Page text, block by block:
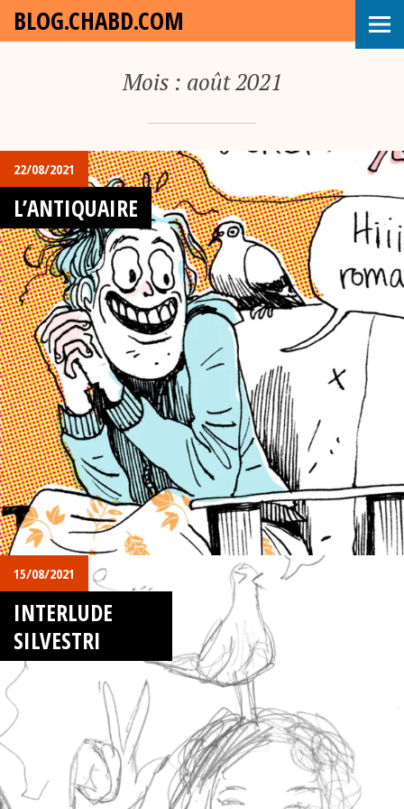
BLOG.CHABD.COM
Mois : août 2021
22/08/2021
L’ANTIQUAIRE
15/08/2021
INTERLUDE
SILVESTRI